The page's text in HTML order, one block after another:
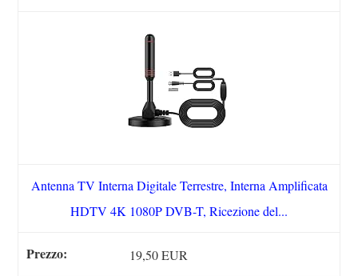
Antenna TV Interna Digitale Terrestre, Interna Amplificata
HDTV 4K 1080P DVB-T, Ricezione del...
19,50 EUR